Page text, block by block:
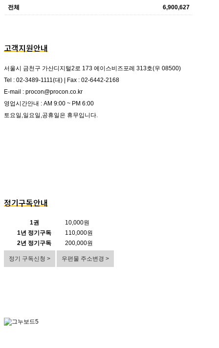
전체 6,900,627
고객지원안내
서울시 금천구 가산디지털2로 173 에이스비즈포레 313호(우 08500)
Tel : 02-3489-1111(대) | Fax : 02-6442-2168
E-mail : procon@procon.co.kr
영업시간안내 : AM 9:00 ~ PM 6:00
토요일,일요일,공휴일은 휴무입니다.
정기구독안내
1권
10,000원
1년 정기구독
110,000원
2년 정기구독
200,000원
정기 구독신청 > 우편물 주소변경 >